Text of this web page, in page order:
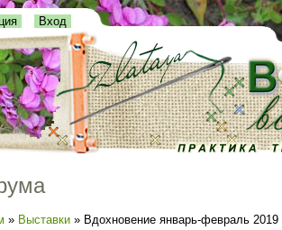
Вход
» Выставки » Вдохновение январь-февраль 2019